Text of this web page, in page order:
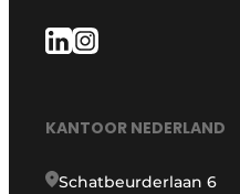
KANTOOR NEDERLAND
Schatbeurderlaan 6